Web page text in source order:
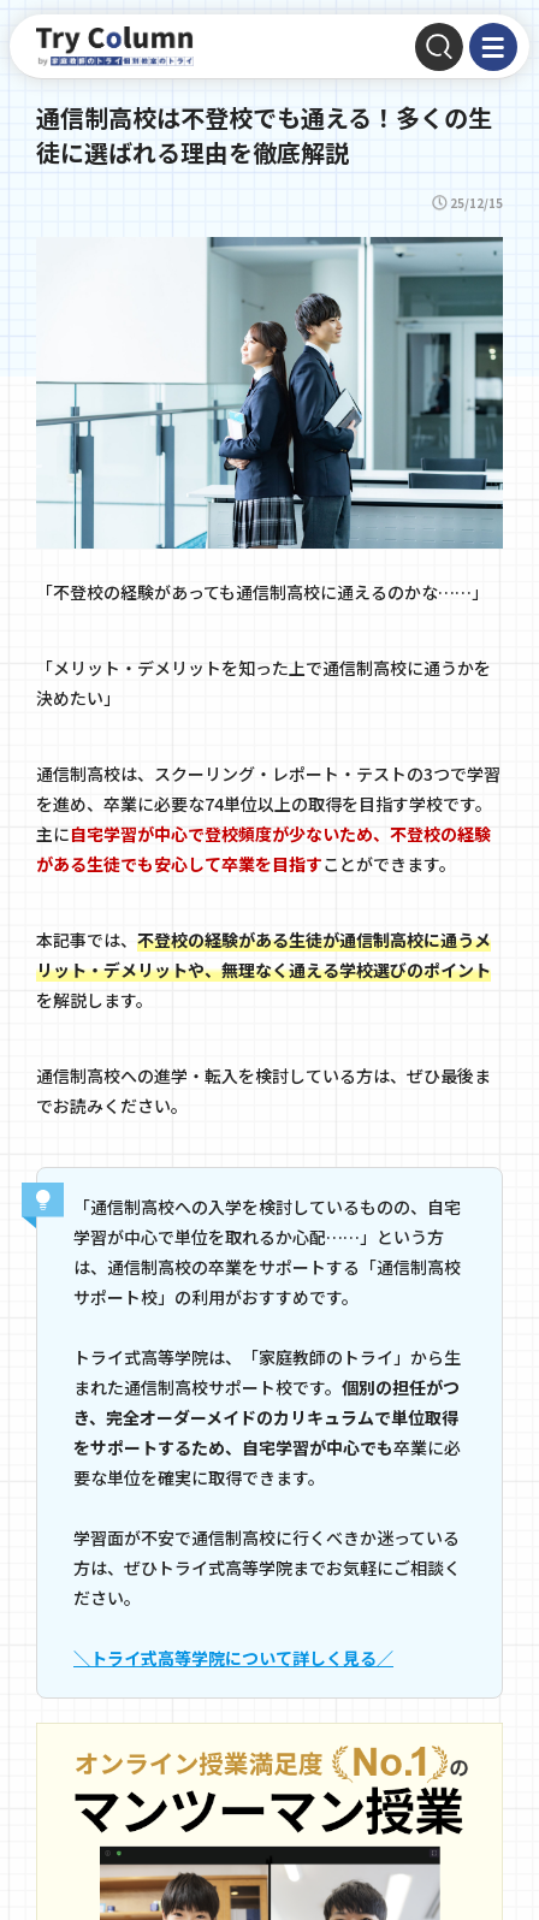
通信制高校は不登校でも通える！多くの生
徒に選ばれる理由を徹底解説
25/12/15
「不登校の経験があっても通信制高校に通えるのかな……」
「メリット・デメリットを知った上で通信制高校に通うかを
決めたい」
通信制高校は、スクーリング・レポート・テストの3つで学習
を進め、卒業に必要な74単位以上の取得を目指す学校です。
主に自宅学習が中心で登校頻度が少ないため、不登校の経験
がある生徒でも安心して卒業を目指すことができます。
本記事では、 不登校の経験がある生徒が通信制高校に通うメ
リット・デメリットや、無理なく通える学校選びのポイント
を解説します。
通信制高校への進学・転入を検討している方は、ぜひ最後ま
でお読みください。
「通信制高校への入学を検討しているものの、自宅
学習が中心で単位を取れるか心配……」という方
は、通信制高校の卒業をサポートする「通信制高校
サポート校」の利用がおすすめです。
トライ式高等学院は、「家庭教師のトライ」から生
まれた通信制高校サポート校です。 個別の担任がつ
き、完全オーダーメイドのカリキュラムで単位取得
をサポートするため、自宅学習が中心でも卒業に必
要な単位を確実に取得できます。
学習面が不安で通信制高校に行くべきか迷っている
方は、ぜひトライ式高等学院までお気軽にご相談く
ださい。
＼トライ式高等学院について詳しく見る／